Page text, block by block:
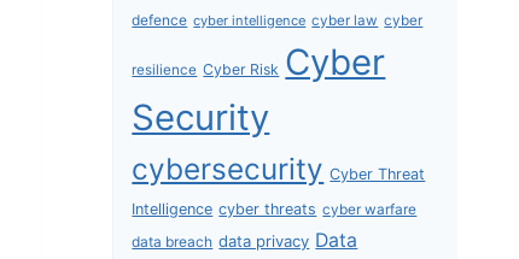
defence cyber intelligence cyber law cyber
resilience Cyber Risk Cyber
Security
cybersecurity Cyber Threat
Intelligence cyber threats cyber warfare
data breach data privacy Data